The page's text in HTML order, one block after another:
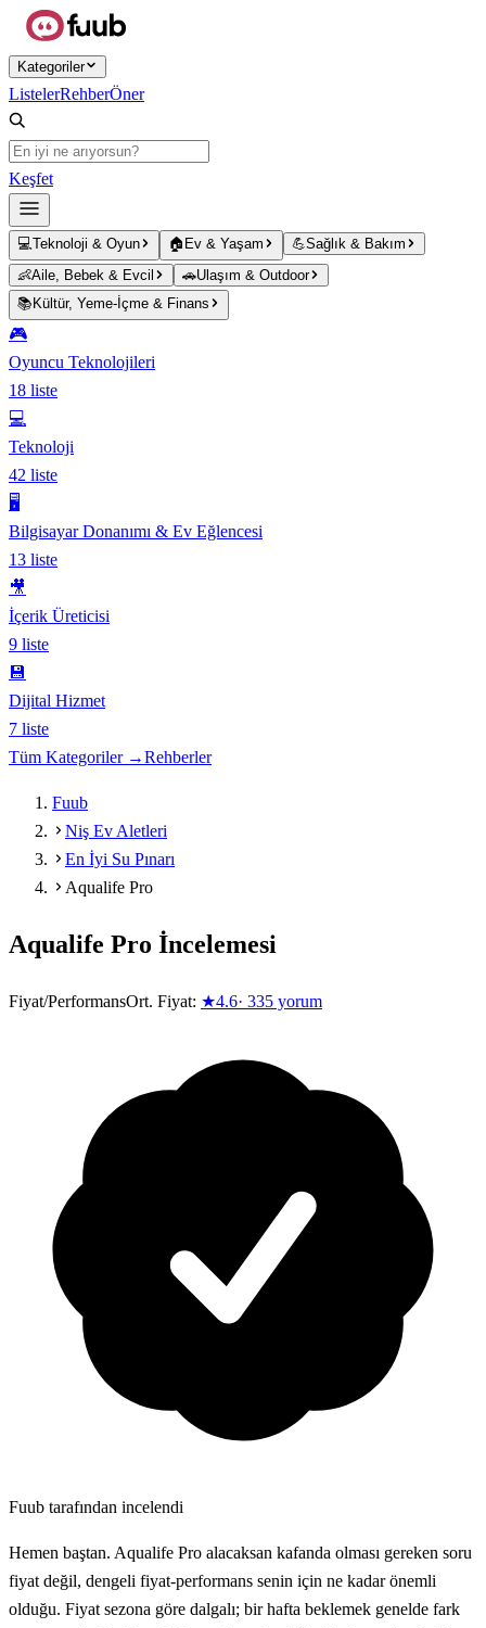
Ana içeriğe atla
Kategoriler
ListelerRehberÖner
Keşfet
💻Teknoloji & Oyun 🏠 Ev & Yaşam 💪Sağlık & Bakım
👶Aile, Bebek & Evcil 🚗Ulaşım & Outdoor
📚 Kültür, Yeme-İçme & Finans
🎮
Oyuncu Teknolojileri
18 liste
💻
Teknoloji
42 liste
🖥️
Bilgisayar Donanımı & Ev Eğlencesi
13 liste
🎥
İçerik Üreticisi
9 liste
💾
Dijital Hizmet
7 liste
Tüm Kategoriler →Rehberler
Fuub
Niş Ev Aletleri
En İyi Su Pınarı
Aqualife Pro
Aqualife Pro İncelemesi
Fiyat/PerformansOrt. Fiyat: ★4.6· 335 yorum
Fuub tarafından incelendi
Hemen baştan. Aqualife Pro alacaksan kafanda olması gereken soru
fiyat değil, dengeli fiyat-performans senin için ne kadar önemli
olduğu. Fiyat sezona göre dalgalı; bir hafta beklemek genelde fark